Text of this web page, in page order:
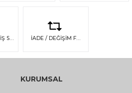
GÜVENLİ ALIŞVERİŞ SSL GÜVENLİĞİ İADE / DEĞİŞİM FIRSATI
KURUMSAL